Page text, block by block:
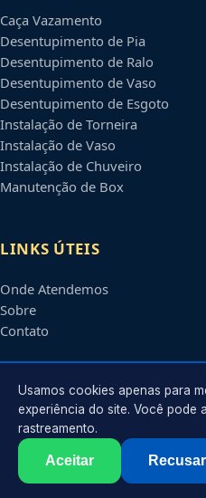
Caça Vazamento
Desentupimento de Pia
Desentupimento de Ralo
Desentupimento de Vaso
Desentupimento de Esgoto
Instalação de Torneira
Instalação de Vaso
Instalação de Chuveiro
Manutenção de Box
LINKS ÚTEIS
Onde Atendemos
Sobre
Contato
CONTATO
Atendimento em
2026 Encanador emPiracicaba
.
Usamos cookies apenas para
experiência do site. Você pode
rastreamento.
Aceitar Recusar